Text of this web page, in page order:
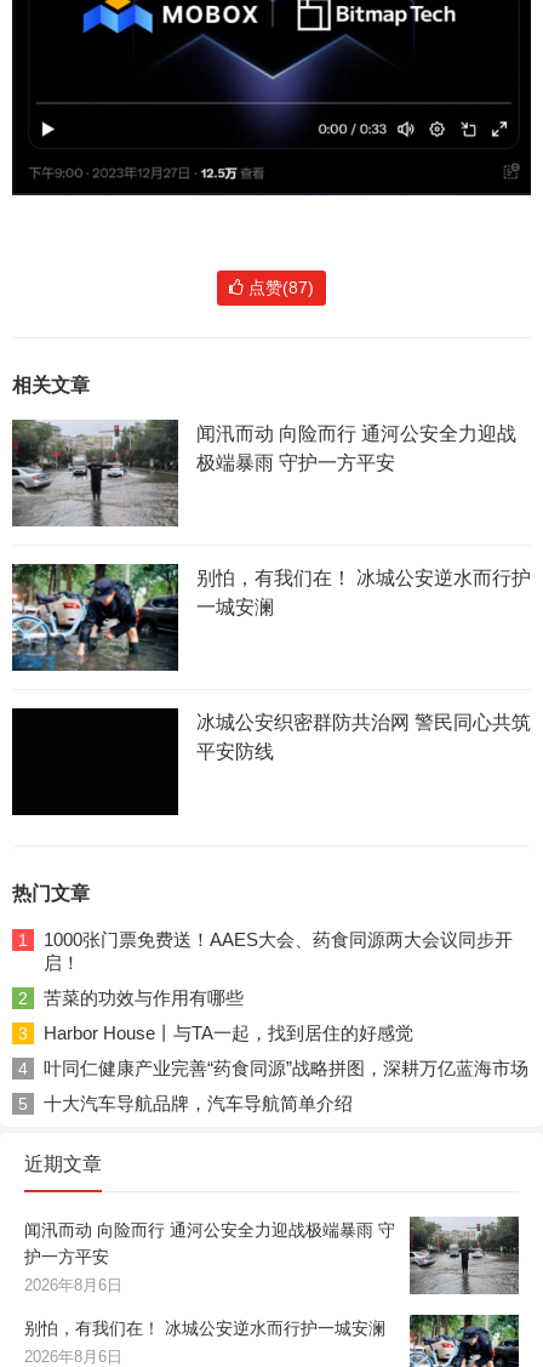
点赞(87)
相关文章
闻汛而动 向险而行 通河公安全力迎战
极端暴雨 守护一方平安
别怕，有我们在！ 冰城公安逆水而行护
一城安澜
冰城公安织密群防共治网 警民同心共筑
平安防线
热门文章
1
1000张门票免费送！AAES大会、药食同源两大会议同步开
启！
2 苦菜的功效与作用有哪些
3 Harbor House丨与TA一起，找到居住的好感觉
4 叶同仁健康产业完善“药食同源”战略拼图，深耕万亿蓝海市场
5 十大汽车导航品牌，汽车导航简单介绍
近期文章
闻汛而动 向险而行 通河公安全力迎战极端暴雨 守
护一方平安
2026年8月6日
别怕，有我们在！ 冰城公安逆水而行护一城安澜
2026年8月6日